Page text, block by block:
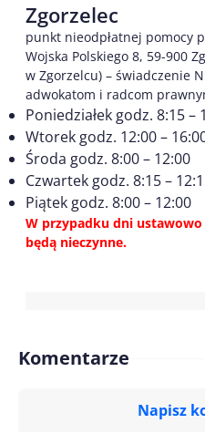
Zgorzelec
punkt nieodpłatnej pomocy
Wojska Polskiego 8, 59-900
w Zgorzelcu) – świadczenie
adwokatom i radcom
Poniedziałek godz. 8:15 –
Wtorek godz. 12:00 –
Środa godz. 8:00 – 12:00
Czwartek godz. 8:15 –
Piątek godz. 8:00 – 12:00
W przypadku dni
będą nieczynne.
Komentarze
Napisz